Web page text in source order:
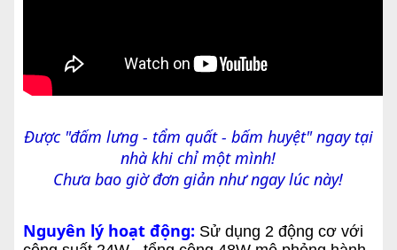
Được "đấm lưng - tẩm quất - bấm huyệt" ngay tại
nhà khi chỉ một mình!
Chưa bao giờ đơn giản như ngay lúc này!
Nguyên lý hoạt động: Sử dụng 2 động cơ với